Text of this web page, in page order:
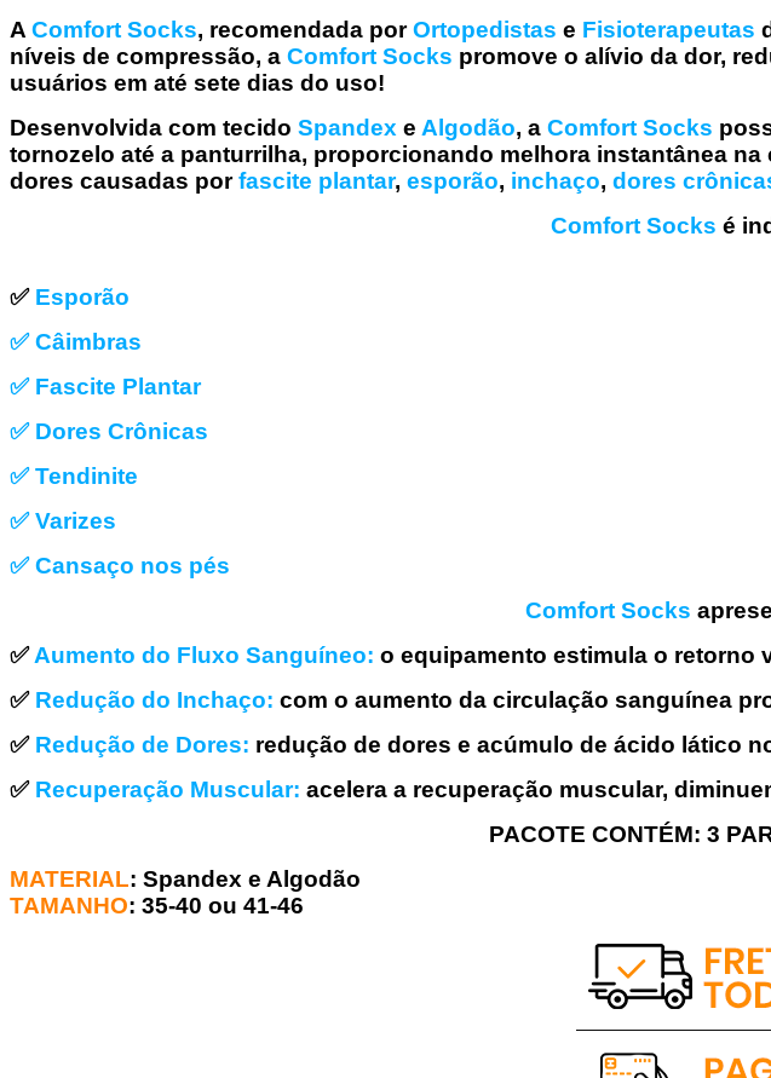
A Comfort Socks, recomendada porOrtopedistas e Fisioterapeutas
níveis de compressão, a Comfort Socks promove o alívio da dor,
usuários em até sete dias do uso!
Desenvolvida com tecido Spandex e Algodão, a Comfort Socks
tornozelo até a panturrilha, proporcionando melhora instantânea
dores causadas porfascite plantar, esporão, inchaço, dores
Comfort Socks é
✅ Esporão
✅ Câimbras
✅ Fascite Plantar
✅ Dores Crônicas
✅ Tendinite
✅ Varizes
✅ Cansaço nos pés
Comfort Socks
✅Aumento do Fluxo Sanguíneo: o equipamento estimula o retorno
✅ Redução do Inchaço: com o aumento da circulação sanguínea
✅ Redução de Dores: redução de dores e acúmulo de ácido lático
✅ Recuperação Muscular: acelera a recuperação muscular,
PACOTE CONTÉM: 3
MATERIAL: Spandex e Algodão
TAMANHO: 35-40 ou 41-46